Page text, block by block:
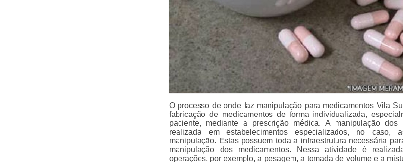
O processo de onde faz manipulação para medicamentos Vila
fabricação de medicamentos de forma individualizada,
paciente, mediante a prescrição médica. A manipulação dos
realizada em estabelecimentos especializados, no caso,
manipulação. Estas possuem toda a infraestrutura necessária
manipulação dos medicamentos. Nessa atividade é
operações, por exemplo, a pesagem, a tomada de volume e a